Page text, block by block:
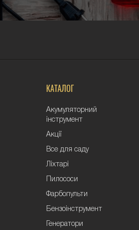
КАТАЛОГ
Акумуляторний
інструмент
Акції
Все для саду
Ліхтарі
Пилососи
Фарбопульти
Бензоінструмент
Генератори